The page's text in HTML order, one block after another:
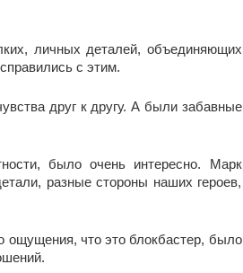
личных деталей, объединяющих
с этим.
друг к другу. А были забавные
было очень интересно. Марк
разные стороны наших героев,
ощущения, что это блокбастер, было